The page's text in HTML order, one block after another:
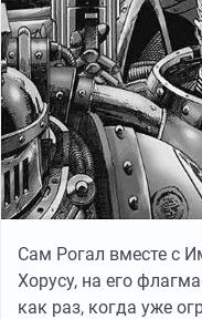
Сам Рогал вместе с
Хорусу, на его
как раз, когда уже